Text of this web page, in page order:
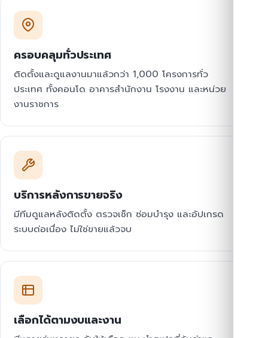
ครอบคลุมทั่วประเทศ
ติดตั้งและดูแลงานมาแล้วกว่า 1,000 โครงการทั่ว
ประเทศ ทั้งคอนโด อาคารสำนักงาน โรงงาน และหน่วย
งานราชการ
บริการหลังการขายจริง
มีทีมดูแลหลังติดตั้ง ตรวจเช็ก ซ่อมบำรุง และอัปเกรด
ระบบต่อเนื่อง ไม่ใช่ขายแล้วจบ
เลือกได้ตามงบและงาน